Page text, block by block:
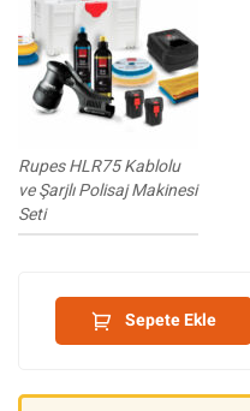
Rupes HLR75 Kablolu
ve Şarjlı Polisaj Makinesi
Seti
Sepete Ekle